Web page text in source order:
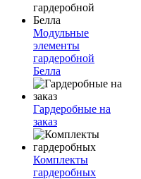
Модульные
элементы
гардеробной
Белла
Гардеробные на
заказ
Комплекты
гардеробных